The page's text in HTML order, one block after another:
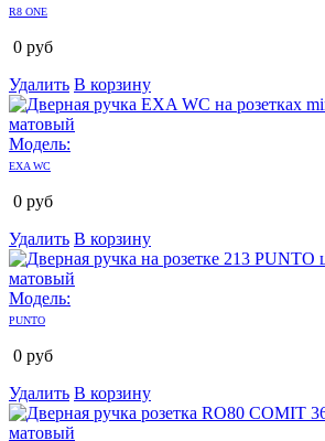
R8 ONE
0 руб
Удалить В корзину
Модель:
EXA WC
0 руб
Удалить В корзину
Модель:
PUNTO
0 руб
Удалить В корзину